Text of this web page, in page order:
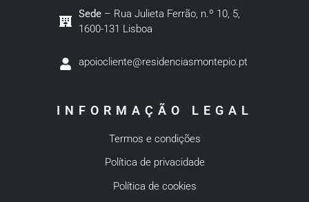
Sede– Rua Julieta Ferrão, n.º 10, 5,
1600-131 Lisboa
apoiocliente@residenciasmontepio.pt
INFORMAÇÃO LEGAL
Termos e condições
Política de privacidade
Política de cookies